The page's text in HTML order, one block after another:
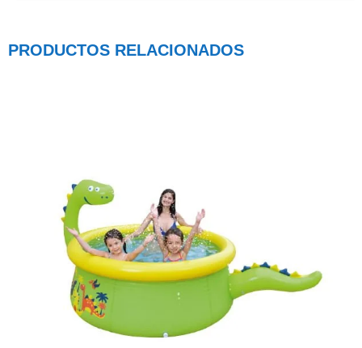
PRODUCTOS RELACIONADOS